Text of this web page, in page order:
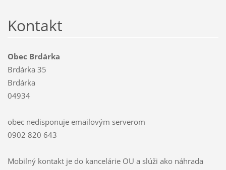
Kontakt
Obec Brdárka
Brdárka 35
Brdárka
04934
obec nedisponuje emailovým serverom
0902 820 643
Mobilný kontakt je do kancelárie OU a slúži ako náhrada